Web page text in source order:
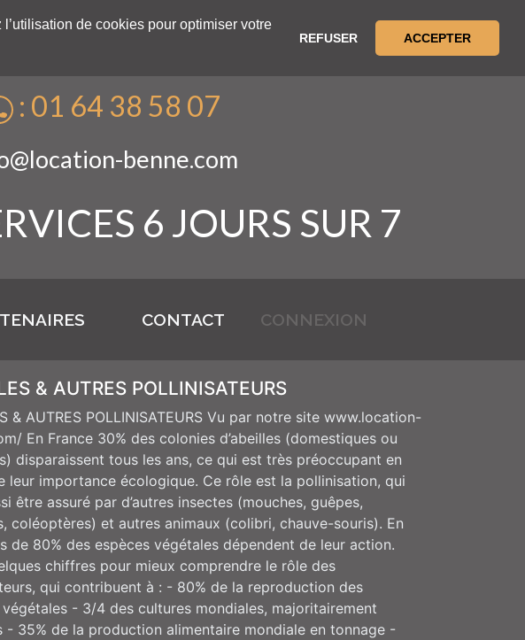
de cookies pour optimiser votre
REFUSER ACCEPTER
: 01 64 38 58 07
benne.com
6 JOURS SUR 7
CONTACT CONNEXION
& AUTRES POLLINISATEURS
& AUTRES POLLINISATEURS Vu par notre site www.location-
En France 30% des colonies d’abeilles (domestiques ou
disparaissent tous les ans, ce qui est très préoccupant en
leur importance écologique. Ce rôle est la pollinisation, qui
être assuré par d’autres insectes (mouches, guêpes,
coléoptères) et autres animaux (colibri, chauve-souris). En
de 80% des espèces végétales dépendent de leur action.
chiffres pour mieux comprendre le rôle des
qui contribuent à : - 80% de la reproduction des
végétales - 3/4 des cultures mondiales, majoritairement
- 35% de la production alimentaire mondiale en tonnage -